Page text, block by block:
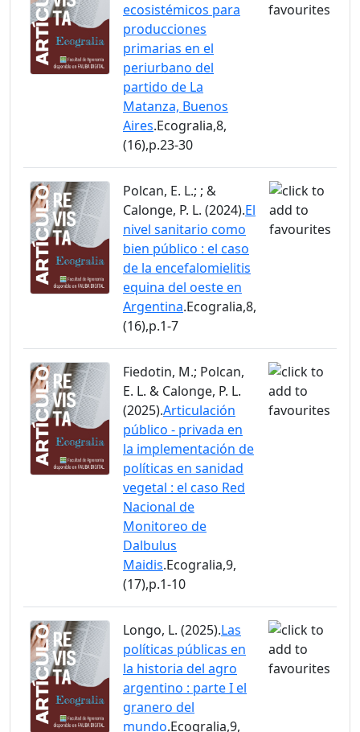
ecosistémicos para
producciones
primarias en el
periurbano del
partido de La
Matanza, Buenos
Aires.Ecogralia,8,
(16),p.23-30
Polcan, E. L.; ; &
Calonge, P. L. (2024).El
nivel sanitario como
bien público : el caso
de la encefalomielitis
equina del oeste en
Argentina.Ecogralia,8,
(16),p.1-7
Fiedotin, M.; Polcan,
E. L. & Calonge, P. L.
(2025).Articulación
público - privada en
la implementación de
políticas en sanidad
vegetal : el caso Red
Nacional de
Monitoreo de
Dalbulus
Maidis.Ecogralia,9,
(17),p.1-10
Longo, L. (2025).Las
políticas públicas en
la historia del agro
argentino : parte I el
granero del
mundo.Ecogralia,9,